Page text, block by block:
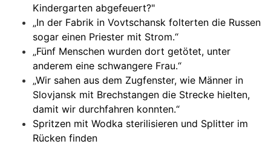
Kindergarten abgefeuert?"
„In der Fabrik in Vovtschansk folterten die Russen
sogar einen Priester mit Strom.“
„Fünf Menschen wurden dort getötet, unter
anderem eine schwangere Frau.“
„Wir sahen aus dem Zugfenster, wie Männer in
Slovjansk mit Brechstangen die Strecke hielten,
damit wir durchfahren konnten.“
Spritzen mit Wodka sterilisieren und Splitter im
Rücken finden